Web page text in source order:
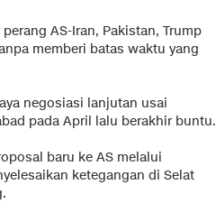
AS-Iran, Pakistan, Trump
memberi batas waktu yang
negosiasi lanjutan usai
pada April lalu berakhir buntu.
baru ke AS melalui
ketegangan di Selat